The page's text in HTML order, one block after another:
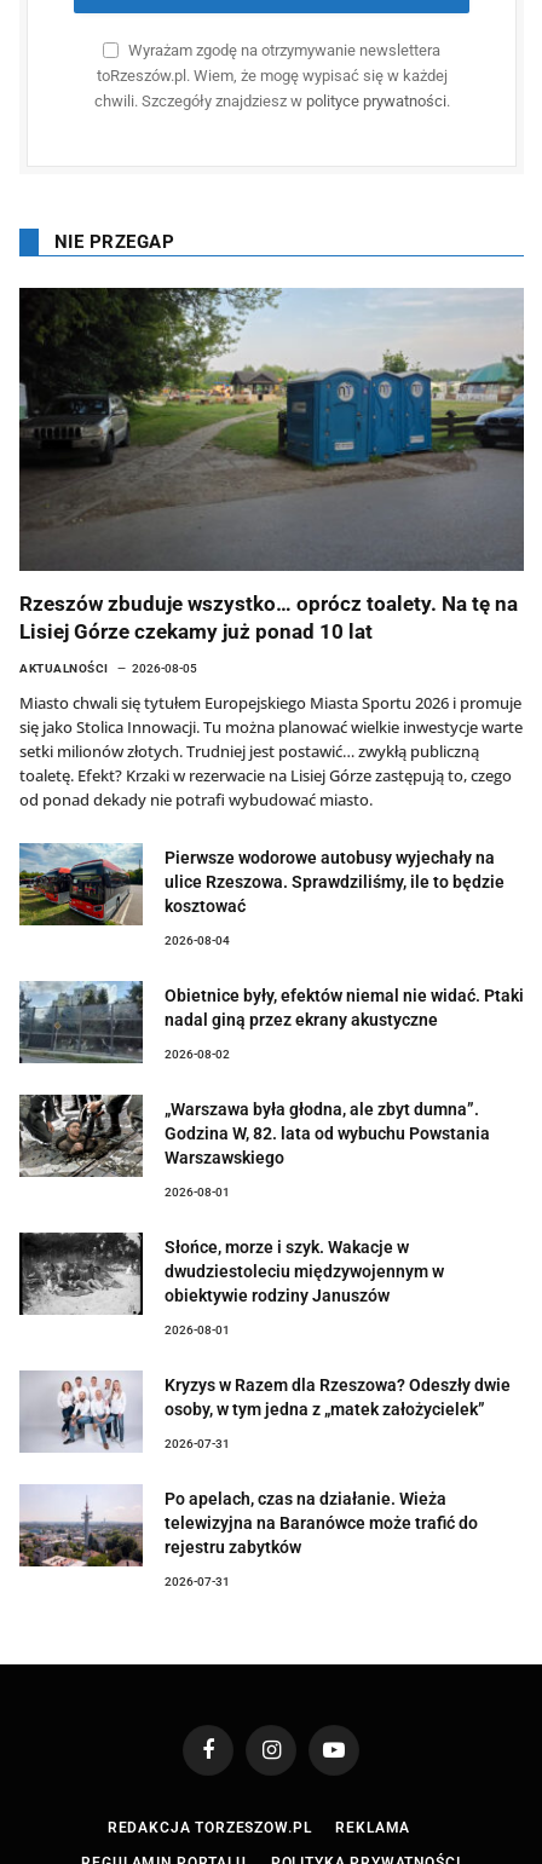
Wyrażam zgodę na otrzymywanie newslettera
toRzeszów.pl. Wiem, że mogę wypisać się w każdej
chwili. Szczegóły znajdziesz w polityce prywatności.
NIE PRZEGAP
Rzeszów zbuduje wszystko… oprócz toalety. Na tę na
Lisiej Górze czekamy już ponad 10 lat
AKTUALNOŚCI 2026-08-05
Miasto chwali się tytułem Europejskiego Miasta Sportu 2026 i promuje
się jako Stolica Innowacji. Tu można planować wielkie inwestycje warte
setki milionów złotych. Trudniej jest postawić… zwykłą publiczną
toaletę. Efekt? Krzaki w rezerwacie na Lisiej Górze zastępują to, czego
od ponad dekady nie potrafi wybudować miasto.
Pierwsze wodorowe autobusy wyjechały na
ulice Rzeszowa. Sprawdziliśmy, ile to będzie
kosztować
2026-08-04
Obietnice były, efektów niemal nie widać. Ptaki
nadal giną przez ekrany akustyczne
2026-08-02
„Warszawa była głodna, ale zbyt dumna”.
Godzina W, 82. lata od wybuchu Powstania
Warszawskiego
2026-08-01
Słońce, morze i szyk. Wakacje w
dwudziestoleciu międzywojennym w
obiektywie rodziny Januszów
2026-08-01
Kryzys w Razem dla Rzeszowa? Odeszły dwie
osoby, w tym jedna z „matek założycielek”
2026-07-31
Po apelach, czas na działanie. Wieża
telewizyjna na Baranówce może trafić do
rejestru zabytków
2026-07-31
FacebookInstagramYouTube
REDAKCJA TORZESZOW.PL REKLAMA